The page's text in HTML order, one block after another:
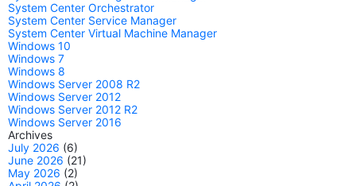
System Center Orchestrator
System Center Service Manager
System Center Virtual Machine Manager
Windows 10
Windows 7
Windows 8
Windows Server 2008 R2
Windows Server 2012
Windows Server 2012 R2
Windows Server 2016
Archives
July 2026 (6)
June 2026 (21)
May 2026 (2)